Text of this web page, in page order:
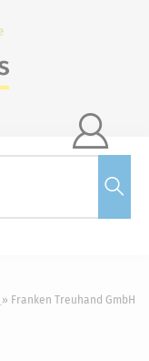

Franken Treuhand GmbH